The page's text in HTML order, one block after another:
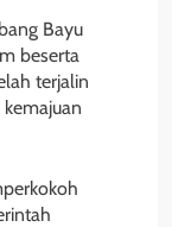
Bayu
beserta
terjalin